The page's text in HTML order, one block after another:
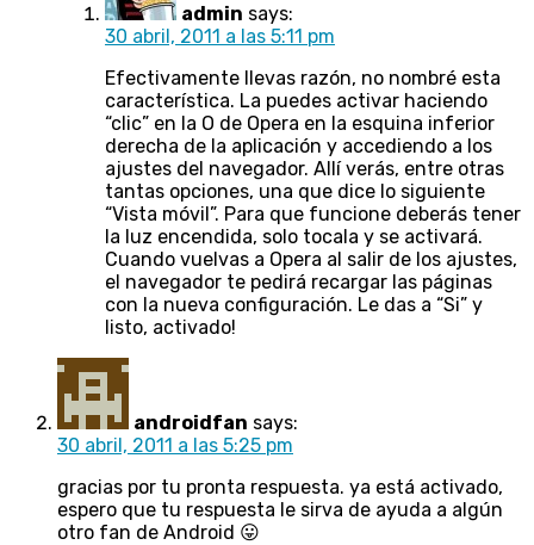
admin says:
30 abril, 2011 a las 5:11 pm
Efectivamente llevas razón, no nombré esta
característica. La puedes activar haciendo
“clic” en la O de Opera en la esquina inferior
derecha de la aplicación y accediendo a los
ajustes del navegador. Allí verás, entre otras
tantas opciones, una que dice lo siguiente
“Vista móvil”. Para que funcione deberás tener
la luz encendida, solo tocala y se activará.
Cuando vuelvas a Opera al salir de los ajustes,
el navegador te pedirá recargar las páginas
con la nueva configuración. Le das a “Si” y
listo, activado!
androidfan says:
30 abril, 2011 a las 5:25 pm
gracias por tu pronta respuesta. ya está activado,
espero que tu respuesta le sirva de ayuda a algún
otro fan de Android 😛